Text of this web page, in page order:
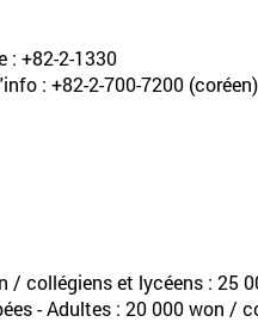
: +82-2-1330
: +82-2-700-7200 (coréen)
/ collégiens et lycéens : 25
- Adultes : 20 000 won /